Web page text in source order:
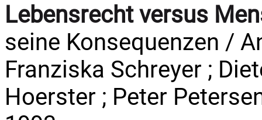
Lebensrecht versus
seine Konsequenzen /
Franziska Schreyer ;
Hoerster ; Peter